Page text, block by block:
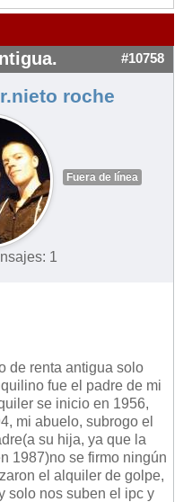
Urbanos
de Propietarios
Vivienda en Propiedad
#10758
roche
Fuera de línea
1
de renta antigua solo
fue el padre de mi
se inicio en 1956,
mi abuelo, subrogo el
su hija, ya que la
1987)no se firmo ningún
el alquiler de golpe,
solo nos suben el ipc y